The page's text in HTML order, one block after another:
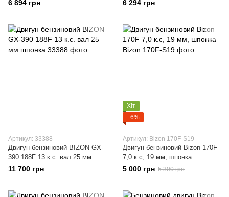
6 894 грн 6 294 грн
Артикул: 33388
Двигун бензиновий BIZON GX-
390 188F 13 к.с. вал 25 мм
шпонка
11 700 грн
Хіт
−6%
Артикул: Bizon 170F-S19
Двигун бензиновий Bizon 170F
7,0 к.с, 19 мм, шпонка
5 000 грн 5 300 грн